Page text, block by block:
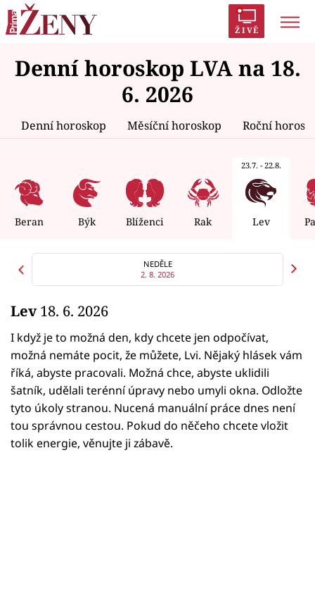
ŽIVĚ
Trendy: Polabí Inspekce Prostřeno!
AYTO?
Zrádci Proměny
Témata
Celebrity
Seriály
Horoskopy
Sledujte prima+
Filmový festival Karlovy Vary
Pořady
Denní horoskop LVA na 18.
6. 2026
Denní horoskop Měsíční horoskop Roční
Beran Býk Blíženci Rak
23.7. - 22.8.
Lev
NEDĚLE
2. 8. 2026
Lev18. 6. 2026
I když je to možná den, kdy chcete jen odpočívat,
možná nemáte pocit, že můžete, Lvi. Nějaký hlásek vám
říká, abyste pracovali. Možná chce, abyste uklidili
šatník, udělali terénní úpravy nebo umyli okna. Odložte
tyto úkoly stranou. Nucená manuální práce dnes není
tou správnou cestou. Pokud do něčeho chcete vložit
tolik energie, věnujte ji zábavě.